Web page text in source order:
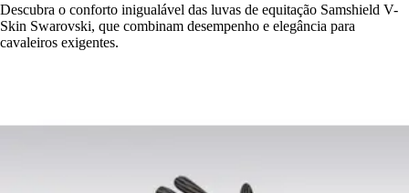
Descubra o conforto inigualável das luvas de equitação Samshield V-
Skin Swarovski, que combinam desempenho e elegância para
cavaleiros exigentes.